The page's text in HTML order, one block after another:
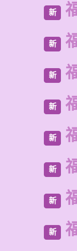
新
新
新
新
新
新
新
新